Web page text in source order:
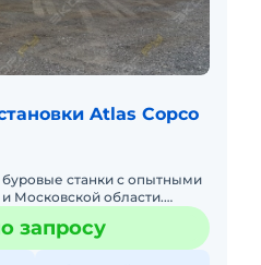
Atlas Copco
станки с опытными
Московской области.
краткосрочный
запросу